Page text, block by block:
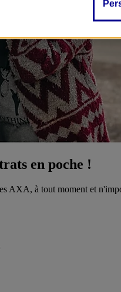
en poche !
AXA, à tout moment et